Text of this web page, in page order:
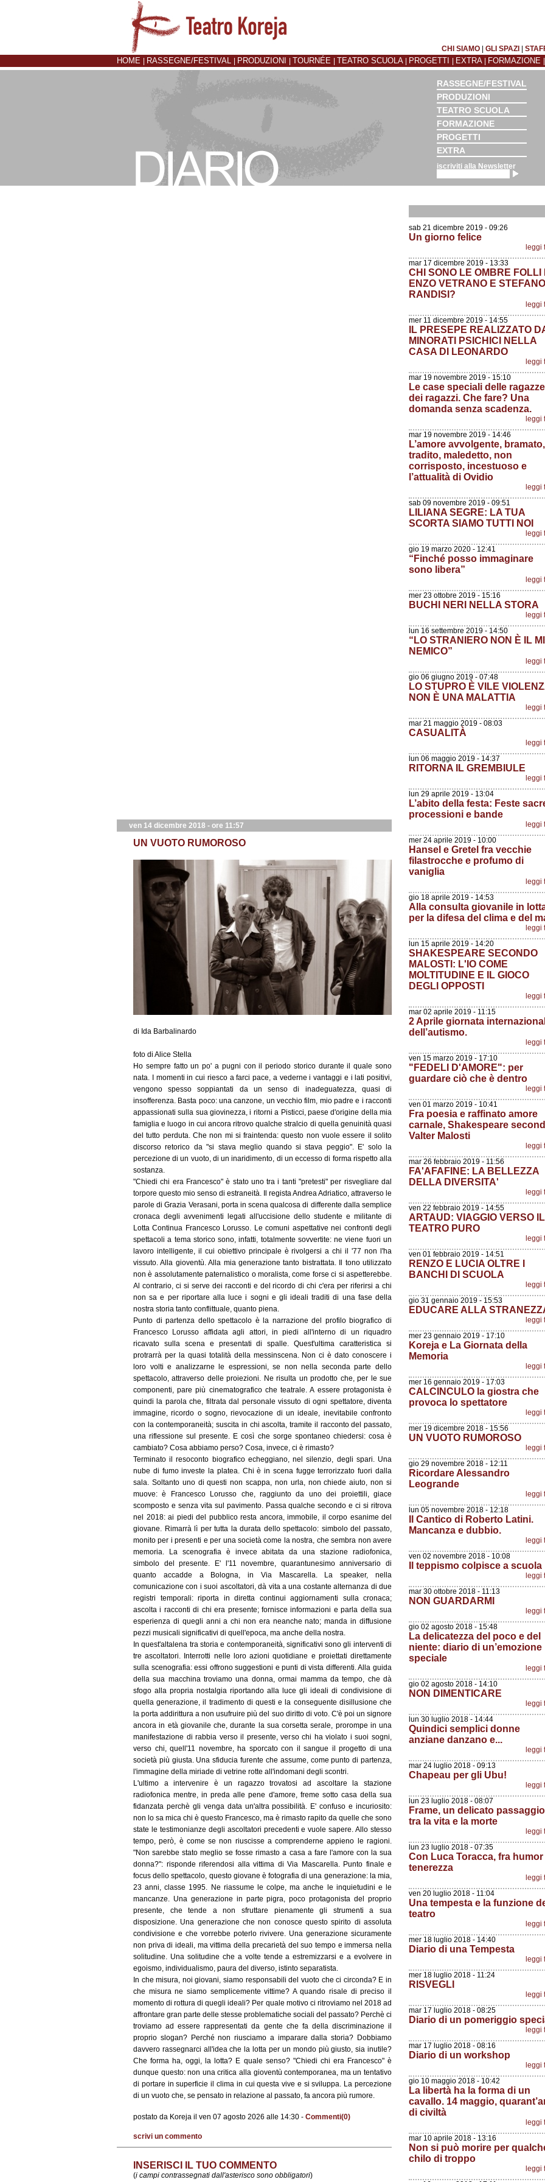
CHI SIAMO GLI SPAZI
HOME RASSEGNE/FESTIVAL PRODUZIONI TOURNÉE TEATRO SCUOLA PROGETTI EXTRA FORMAZIONE
RASSEGNE/FESTIVAL
PRODUZIONI
TEATRO SCUOLA
FORMAZIONE
PROGETTI
EXTRA
iscriviti alla Newsletter
ven 14 dicembre 2018 - ore 11:57
UN VUOTO RUMOROSO
di Ida Barbalinardo
foto di Alice Stella
Ho sempre fatto un po' a pugni con il periodo storico durante il quale sono
nata. I momenti in cui riesco a farci pace, a vederne i vantaggi e i lati positivi,
vengono spesso soppiantati da un senso di inadeguatezza, quasi di
insofferenza. Basta poco: una canzone, un vecchio film, mio padre e i racconti
appassionati sulla sua giovinezza, i ritorni a Pisticci, paese d'origine della mia
famiglia e luogo in cui ancora ritrovo qualche stralcio di quella genuinità quasi
del tutto perduta. Che non mi si fraintenda: questo non vuole essere il solito
discorso retorico da "si stava meglio quando si stava peggio". E' solo la
percezione di un vuoto, di un inaridimento, di un eccesso di forma rispetto alla
sostanza.
"Chiedi chi era Francesco" è stato uno tra i tanti "pretesti" per risvegliare dal
torpore questo mio senso di estraneità. Il regista Andrea Adriatico, attraverso le
parole di Grazia Verasani, porta in scena qualcosa di differente dalla semplice
cronaca degli avvenimenti legati all'uccisione dello studente e militante di
Lotta Continua Francesco Lorusso. Le comuni aspettative nei confronti degli
spettacoli a tema storico sono, infatti, totalmente sovvertite: ne viene fuori un
lavoro intelligente, il cui obiettivo principale è rivolgersi a chi il '77 non l'ha
vissuto. Alla gioventù. Alla mia generazione tanto bistrattata. Il tono utilizzato
non è assolutamente paternalistico o moralista, come forse ci si aspetterebbe.
Al contrario, ci si serve dei racconti e del ricordo di chi c'era per riferirsi a chi
non sa e per riportare alla luce i sogni e gli ideali traditi di una fase della
nostra storia tanto conflittuale, quanto piena.
Punto di partenza dello spettacolo è la narrazione del profilo biografico di
Francesco Lorusso affidata agli attori, in piedi all'interno di un riquadro
ricavato sulla scena e presentati di spalle. Quest'ultima caratteristica si
protrarrà per la quasi totalità della messinscena. Non ci è dato conoscere i
loro volti e analizzarne le espressioni, se non nella seconda parte dello
spettacolo, attraverso delle proiezioni. Ne risulta un prodotto che, per le sue
componenti, pare più cinematografico che teatrale. A essere protagonista è
quindi la parola che, filtrata dal personale vissuto di ogni spettatore, diventa
immagine, ricordo o sogno, rievocazione di un ideale, inevitabile confronto
con la contemporaneità; suscita in chi ascolta, tramite il racconto del passato,
una riflessione sul presente. E così che sorge spontaneo chiedersi: cosa è
cambiato? Cosa abbiamo perso? Cosa, invece, ci è rimasto?
Terminato il resoconto biografico echeggiano, nel silenzio, degli spari. Una
nube di fumo investe la platea. Chi è in scena fugge terrorizzato fuori dalla
sala. Soltanto uno di questi non scappa, non urla, non chiede aiuto, non si
muove: è Francesco Lorusso che, raggiunto da uno dei proiettili, giace
scomposto e senza vita sul pavimento. Passa qualche secondo e ci si ritrova
nel 2018: ai piedi del pubblico resta ancora, immobile, il corpo esanime del
giovane. Rimarrà lì per tutta la durata dello spettacolo: simbolo del passato,
monito per i presenti e per una società come la nostra, che sembra non avere
memoria. La scenografia è invece abitata da una stazione radiofonica,
simbolo del presente. E' l'11 novembre, quarantunesimo anniversario di
quanto accadde a Bologna, in Via Mascarella. La speaker, nella
comunicazione con i suoi ascoltatori, dà vita a una costante alternanza di due
registri temporali: riporta in diretta continui aggiornamenti sulla cronaca;
ascolta i racconti di chi era presente; fornisce informazioni e parla della sua
esperienza di quegli anni a chi non era neanche nato; manda in diffusione
pezzi musicali significativi di quell'epoca, ma anche della nostra.
In quest'altalena tra storia e contemporaneità, significativi sono gli interventi di
tre ascoltatori. Interrotti nelle loro azioni quotidiane e proiettati direttamente
sulla scenografia: essi offrono suggestioni e punti di vista differenti. Alla guida
della sua macchina troviamo una donna, ormai mamma da tempo, che dà
sfogo alla propria nostalgia riportando alla luce gli ideali di condivisione di
quella generazione, il tradimento di questi e la conseguente disillusione che
la porta addirittura a non usufruire più del suo diritto di voto. C'è poi un signore
ancora in età giovanile che, durante la sua corsetta serale, prorompe in una
manifestazione di rabbia verso il presente, verso chi ha violato i suoi sogni,
verso chi, quell'11 novembre, ha sporcato con il sangue il progetto di una
società più giusta. Una sfiducia furente che assume, come punto di partenza,
l'immagine della miriade di vetrine rotte all'indomani degli scontri.
L'ultimo a intervenire è un ragazzo trovatosi ad ascoltare la stazione
radiofonica mentre, in preda alle pene d'amore, freme sotto casa della sua
fidanzata perchè gli venga data un'altra possibilità. E' confuso e incuriosito:
non lo sa mica chi è questo Francesco, ma è rimasto rapito da quelle che sono
state le testimonianze degli ascoltatori precedenti e vuole sapere. Allo stesso
tempo, però, è come se non riuscisse a comprenderne appieno le ragioni.
"Non sarebbe stato meglio se fosse rimasto a casa a fare l'amore con la sua
donna?": risponde riferendosi alla vittima di Via Mascarella. Punto finale e
focus dello spettacolo, questo giovane è fotografia di una generazione: la mia,
23 anni, classe 1995. Ne riassume le colpe, ma anche le inquietudini e le
mancanze. Una generazione in parte pigra, poco protagonista del proprio
presente, che tende a non sfruttare pienamente gli strumenti a sua
disposizione. Una generazione che non conosce questo spirito di assoluta
condivisione e che vorrebbe poterlo rivivere. Una generazione sicuramente
non priva di ideali, ma vittima della precarietà del suo tempo e immersa nella
solitudine. Una solitudine che a volte tende a estremizzarsi e a evolvere in
egoismo, individualismo, paura del diverso, istinto separatista.
In che misura, noi giovani, siamo responsabili del vuoto che ci circonda? E in
che misura ne siamo semplicemente vittime? A quando risale di preciso il
momento di rottura di quegli ideali? Per quale motivo ci ritroviamo nel 2018 ad
affrontare gran parte delle stesse problematiche sociali del passato? Perchè ci
troviamo ad essere rappresentati da gente che fa della discriminazione il
proprio slogan? Perché non riusciamo a imparare dalla storia? Dobbiamo
davvero rassegnarci all'idea che la lotta per un mondo più giusto, sia inutile?
Che forma ha, oggi, la lotta? E quale senso? "Chiedi chi era Francesco" è
dunque questo: non una critica alla gioventù contemporanea, ma un tentativo
di portare in superficie il clima in cui questa vive e si sviluppa. La percezione
di un vuoto che, se pensato in relazione al passato, fa ancora più rumore.
postato da Koreja il ven 07 agosto 2026 alle 14:30 - Commenti(0)
scrivi un commento
INSERISCI IL TUO COMMENTO
(i campi contrassegnati dall'asterisco sono obbligatori)
sab 21 dicembre 2019 - 09:26
Un giorno felice
leggi
mar 17 dicembre 2019 - 13:33
CHI SONO LE OMBRE FOLLI
ENZO VETRANO E STEFANO
RANDISI?
leggi
mer 11 dicembre 2019 - 14:55
IL PRESEPE REALIZZATO
MINORATI PSICHICI NELLA
CASA DI LEONARDO
leggi
mar 19 novembre 2019 - 15:10
Le case speciali delle
dei ragazzi. Che fare? Una
domanda senza scadenza.
leggi
mar 19 novembre 2019 - 14:46
L’amore avvolgente, bramato,
tradito, maledetto, non
corrisposto, incestuoso e
l’attualità di Ovidio
leggi
sab 09 novembre 2019 - 09:51
LILIANA SEGRE: LA TUA
SCORTA SIAMO TUTTI NOI
leggi
gio 19 marzo 2020 - 12:41
“Finché posso immaginare
sono libera”
leggi
mer 23 ottobre 2019 - 15:16
BUCHI NERI NELLA STORA
leggi
lun 16 settembre 2019 - 14:50
“LO STRANIERO NON È IL
NEMICO”
leggi
gio 06 giugno 2019 - 07:48
LO STUPRO È VILE
NON È UNA MALATTIA
leggi
mar 21 maggio 2019 - 08:03
CASUALITÀ
leggi
lun 06 maggio 2019 - 14:37
RITORNA IL GREMBIULE
leggi
lun 29 aprile 2019 - 13:04
L’abito della festa: Feste
processioni e bande
leggi
mer 24 aprile 2019 - 10:00
Hansel e Gretel fra vecchie
filastrocche e profumo di
vaniglia
leggi
gio 18 aprile 2019 - 14:53
Alla consulta giovanile in
per la difesa del clima e del
leggi
lun 15 aprile 2019 - 14:20
SHAKESPEARE SECONDO
MALOSTI: L'IO COME
MOLTITUDINE E IL GIOCO
DEGLI OPPOSTI
leggi
mar 02 aprile 2019 - 11:15
2 Aprile giornata
dell’autismo.
leggi
ven 15 marzo 2019 - 17:10
"FEDELI D'AMORE": per
guardare ciò che è dentro
leggi
ven 01 marzo 2019 - 10:41
Fra poesia e raffinato amore
carnale, Shakespeare
Valter Malosti
leggi
mar 26 febbraio 2019 - 11:56
FA'AFAFINE: LA BELLEZZA
DELLA DIVERSITA'
leggi
ven 22 febbraio 2019 - 14:55
ARTAUD: VIAGGIO VERSO IL
TEATRO PURO
leggi
ven 01 febbraio 2019 - 14:51
RENZO E LUCIA OLTRE I
BANCHI DI SCUOLA
leggi
gio 31 gennaio 2019 - 15:53
EDUCARE ALLA
leggi
mer 23 gennaio 2019 - 17:10
Koreja e La Giornata della
Memoria
leggi
mer 16 gennaio 2019 - 17:03
CALCINCULO la giostra che
provoca lo spettatore
leggi
mer 19 dicembre 2018 - 15:56
UN VUOTO RUMOROSO
leggi
gio 29 novembre 2018 - 12:11
Ricordare Alessandro
Leogrande
leggi
lun 05 novembre 2018 - 12:18
Il Cantico di Roberto Latini.
Mancanza e dubbio.
leggi
ven 02 novembre 2018 - 10:08
Il teppismo colpisce a scuola
leggi
mar 30 ottobre 2018 - 11:13
NON GUARDARMI
leggi
gio 02 agosto 2018 - 15:48
La delicatezza del poco e del
niente: diario di un’emozione
speciale
leggi
gio 02 agosto 2018 - 14:10
NON DIMENTICARE
leggi
lun 30 luglio 2018 - 14:44
Quindici semplici donne
anziane danzano e...
leggi
mar 24 luglio 2018 - 09:13
Chapeau per gli Ubu!
leggi
lun 23 luglio 2018 - 08:07
Frame, un delicato passaggio
tra la vita e la morte
leggi
lun 23 luglio 2018 - 07:35
Con Luca Toracca, fra humor
tenerezza
leggi
ven 20 luglio 2018 - 11:04
Una tempesta e la funzione
teatro
leggi
mer 18 luglio 2018 - 14:40
Diario di una Tempesta
leggi
mer 18 luglio 2018 - 11:24
RISVEGLI
leggi
mar 17 luglio 2018 - 08:25
Diario di un pomeriggio
leggi
mar 17 luglio 2018 - 08:16
Diario di un workshop
leggi
gio 10 maggio 2018 - 10:42
La libertà ha la forma di un
cavallo. 14 maggio,
di civiltà
leggi
mar 10 aprile 2018 - 13:16
Non si può morire per
chilo di troppo
leggi